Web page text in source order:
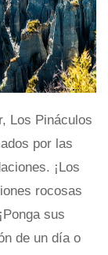
Los Pináculos
por las
¡Los
rocosas
sus
de un día o